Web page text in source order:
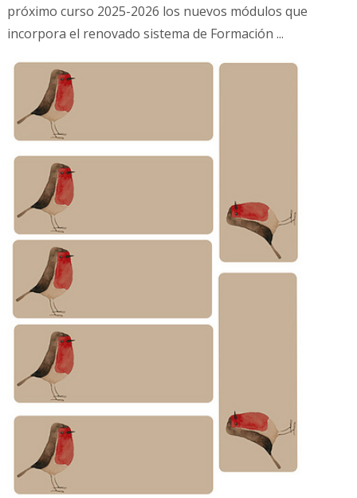
próximo curso 2025-2026 los nuevos módulos que
incorpora el renovado sistema de Formación ...